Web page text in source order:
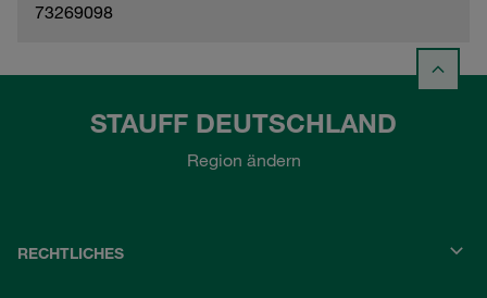
73269098
STAUFF DEUTSCHLAND
Region ändern
RECHTLICHES